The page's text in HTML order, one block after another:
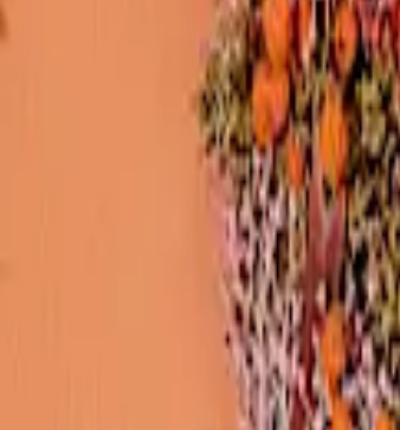
Zu deinem Wunschterminund optional mit